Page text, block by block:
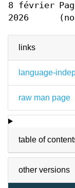
links
language-
raw man page
table of
other versions
8 février
2026